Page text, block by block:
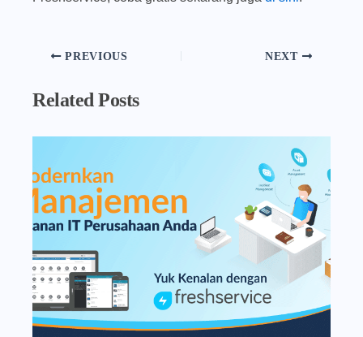
PREVIOUS NEXT
Related Posts